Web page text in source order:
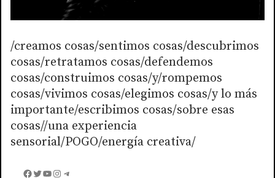
/creamos cosas/sentimos cosas/descubrimos
cosas/retratamos cosas/defendemos
cosas/construimos cosas/y/rompemos
cosas/vivimos cosas/elegimos cosas/y lo más
importante/escribimos cosas/sobre esas
cosas//una experiencia
sensorial/POGO/energía creativa/
Facebook
Twitter
YouTube
Instagram
Telegram